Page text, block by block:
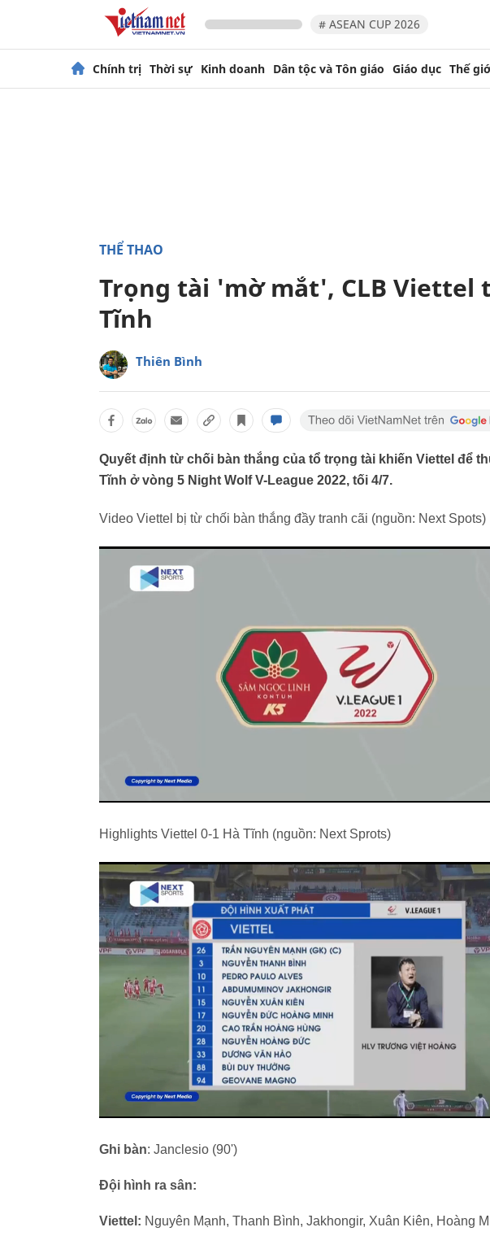
# ASEAN CUP 2026
Chính trị Thời sự Kinh doanh Dân tộc và Tôn giáo Giáo dục Thế
THỂ THAO
Trọng tài 'mờ mắt', CLB
Tĩnh
Thiên Bình
Quyết định từ chối bàn thắng của tổ trọng tài khiến Viettel để
Tĩnh ở vòng 5 Night Wolf V-League 2022, tối 4/7.
Video Viettel bị từ chối bàn thắng đầy tranh cãi (nguồn: Next Spots)
Highlights Viettel 0-1 Hà Tĩnh (nguồn: Next Sprots)
Ghi bàn: Janclesio (90')
Đội hình ra sân:
Viettel: Nguyên Mạnh, Thanh Bình, Jakhongir, Xuân Kiên, Hoàng